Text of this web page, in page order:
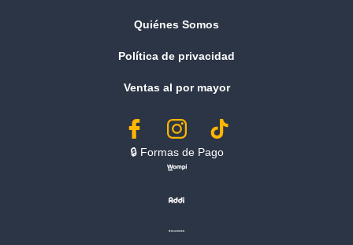
Quiénes Somos
Política de privacidad
Ventas al por mayor
🔒︎ Formas de Pago